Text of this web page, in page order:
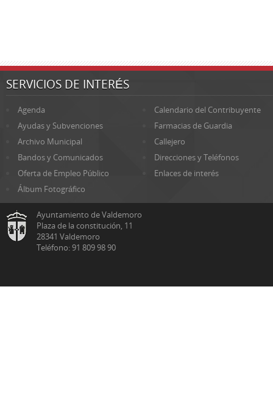
SERVICIOS DE INTERÉS
Agenda
Calendario del Contribuyente
Ayudas y Subvenciones
Farmacias de Guardia
Archivo Municipal
Callejero
Bandos y Comunicados
Direcciones y Teléfonos
Oferta de Empleo Público
Enlaces de interés
Álbum Fotográfico
Ayuntamiento de Valdemoro
Plaza de la constitución, 11
28341 Valdemoro
Teléfono: 91 809 98 90